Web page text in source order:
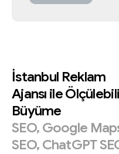
İstanbul Reklam
Ajansı ile
Büyüme
SEO, Google
SEO, ChatGPT